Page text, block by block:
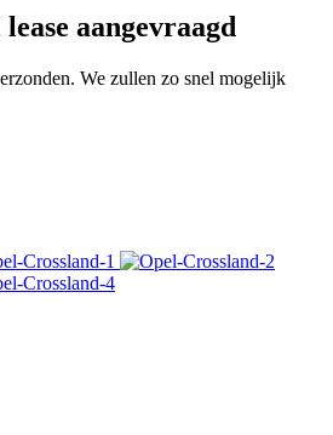
aangevraagd
We zullen zo snel mogelijk